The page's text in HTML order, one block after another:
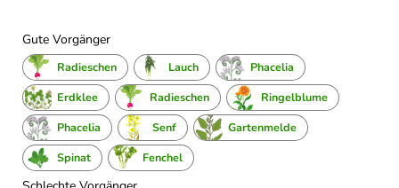
Gute Vorgänger
Radieschen Lauch
Phacelia
Erdklee
Radieschen
Ringelblume
Phacelia
Senf
Gartenmelde
Spinat
Fenchel